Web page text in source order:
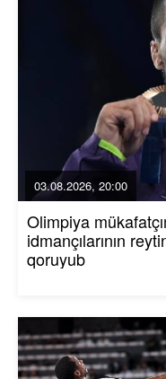
03.08.2026, 20:00
Olimpiya
idmançılarının
qoruyub